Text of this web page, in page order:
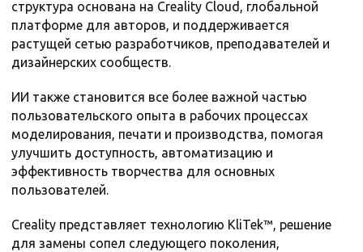
структура основана на Creality Cloud, глобальной
платформе для авторов, и поддерживается
растущей сетью разработчиков, преподавателей и
дизайнерских сообществ.
ИИ также становится все более важной частью
пользовательского опыта в рабочих процессах
моделирования, печати и производства, помогая
улучшить доступность, автоматизацию и
эффективность творчества для основных
пользователей.
Creality представляет технологию KliTek™, решение
для замены сопел следующего поколения,